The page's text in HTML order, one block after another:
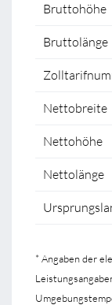
Bruttohöhe
Bruttolänge
Nettobreite
Nettohöhe
Nettolänge
* Angaben der